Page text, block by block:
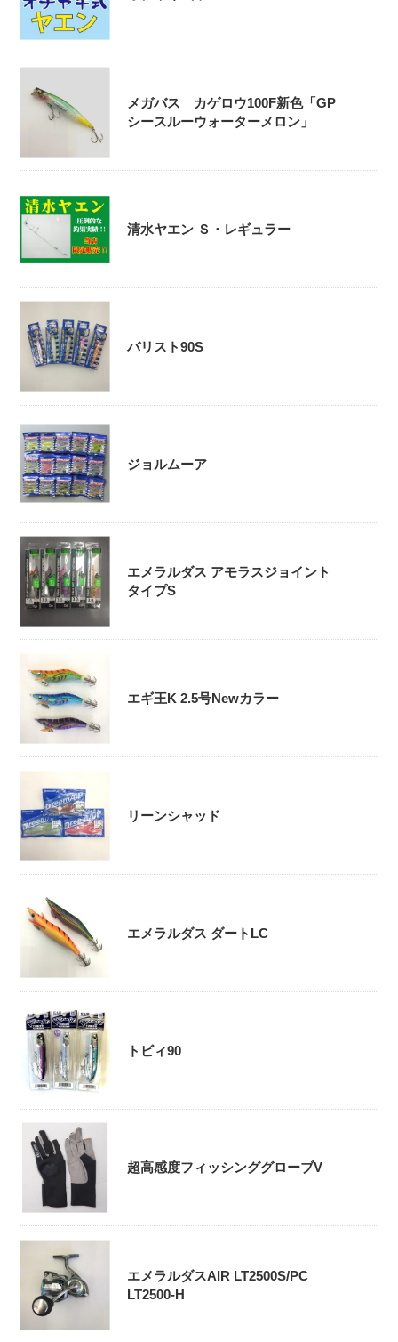
メガバス カゲロウ100F新色「GP
シースルーウォーターメロン」
清水ヤエン Ｓ・レギュラー
バリスト90S
ジョルムーア
エメラルダス アモラスジョイント
タイプS
エギ王K 2.5号Newカラー
リーンシャッド
エメラルダス ダートLC
トビィ90
超高感度フィッシンググローブV
エメラルダスAIR LT2500S/PC
LT2500-H